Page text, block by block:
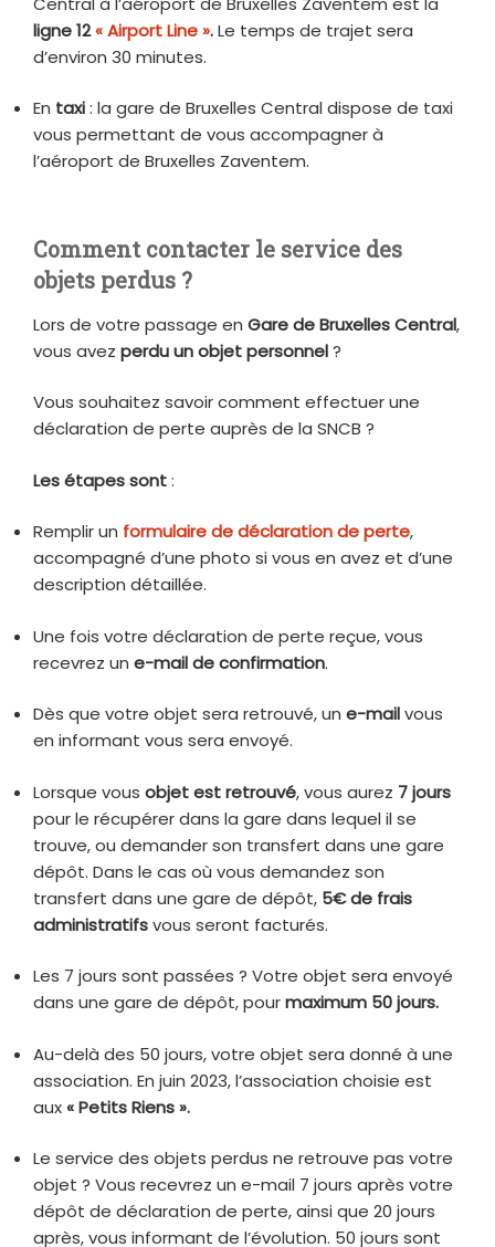
ligne 12« Airport Line ».Le temps de trajet sera
d’environ 30 minutes.
En taxi: la gare de Bruxelles Central dispose de taxi
vous permettant de vous accompagner à
l’aéroport de Bruxelles Zaventem.
Comment contacter le service des
objets perdus ?
Lors de votre passage en Gare de Bruxelles Central,
vous avez perdu un objet personnel?
Vous souhaitez savoir comment effectuer une
déclaration de perte auprès de la SNCB ?
Les étapes sont:
Remplir un formulaire de déclaration de perte,
accompagné d’une photo si vous en avez et d’une
description détaillée.
Une fois votre déclaration de perte reçue, vous
recevrez un e-mail de confirmation.
Dès que votre objet sera retrouvé, un e-mailvous
en informant vous sera envoyé.
Lorsque vous objet est retrouvé, vous aurez 7 jours
pour le récupérer dans la gare dans lequel il se
trouve, ou demander son transfert dans une gare
dépôt. Dans le cas où vous demandez son
transfert dans une gare de dépôt, 5€ de frais
administratifsvous seront facturés.
Les 7 jours sont passées ? Votre objet sera envoyé
dans une gare de dépôt, pourmaximum 50 jours.
Au-delà des 50 jours, votre objet sera donné à une
association. En juin 2023, l’association choisie est
aux« Petits Riens ».
Le service des objets perdus ne retrouve pas votre
objet ? Vous recevrez un e-mail 7 jours après votre
dépôt de déclaration de perte, ainsi que 20 jours
après, vous informant de l’évolution. 50 jours sont